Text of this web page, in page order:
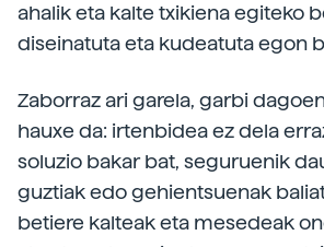
ahalik eta kalte txikiena egiteko
diseinatuta eta kudeatuta egon
Zaborraz ari garela, garbi
hauxe da: irtenbidea ez dela
soluzio bakar bat, seguruenik
guztiak edo gehientsuenak
betiere kalteak eta mesedeak